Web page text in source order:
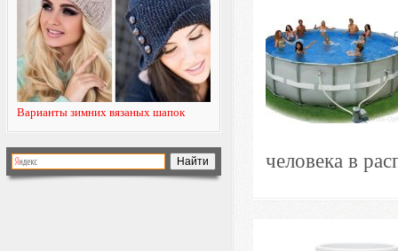
Варианты зимних вязаных шапок
человека в